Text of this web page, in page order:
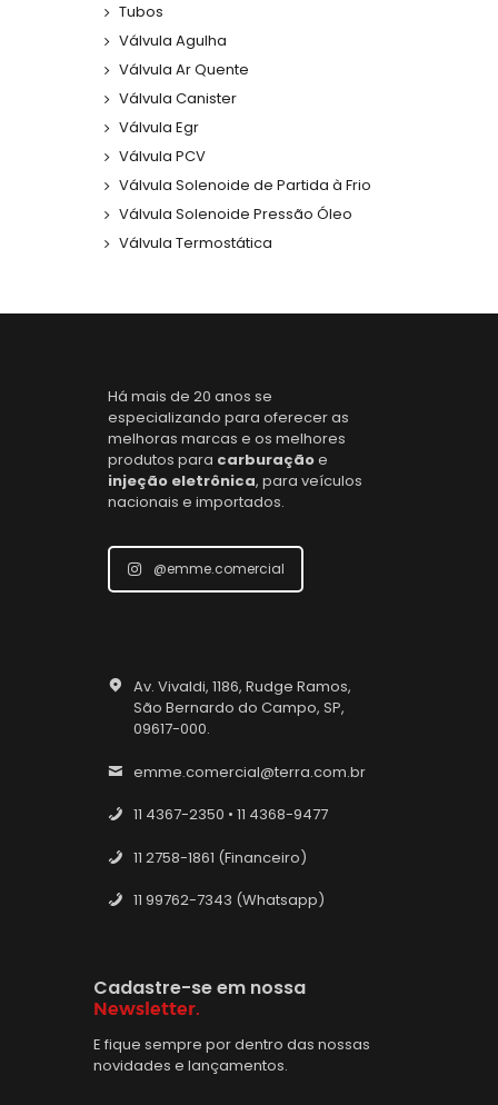
Tubos
Válvula Agulha
Válvula Ar Quente
Válvula Canister
Válvula Egr
Válvula PCV
Válvula Solenoide de Partida à Frio
Válvula Solenoide Pressão Óleo
Válvula Termostática
Há mais de 20 anos se
especializando para oferecer as
melhoras marcas e os melhores
produtos para carburaçãoe
injeção eletrônica, para veículos
nacionais e importados.
@emme.comercial
Av. Vivaldi, 1186, Rudge Ramos,
São Bernardo do Campo, SP,
09617-000.
emme.comercial@terra.com.br
11 4367-2350 • 11 4368-9477
11 2758-1861 (Financeiro)
11 99762-7343 (Whatsapp)
Cadastre-se em nossa
Newsletter.
E fique sempre por dentro das nossas
novidades e lançamentos.